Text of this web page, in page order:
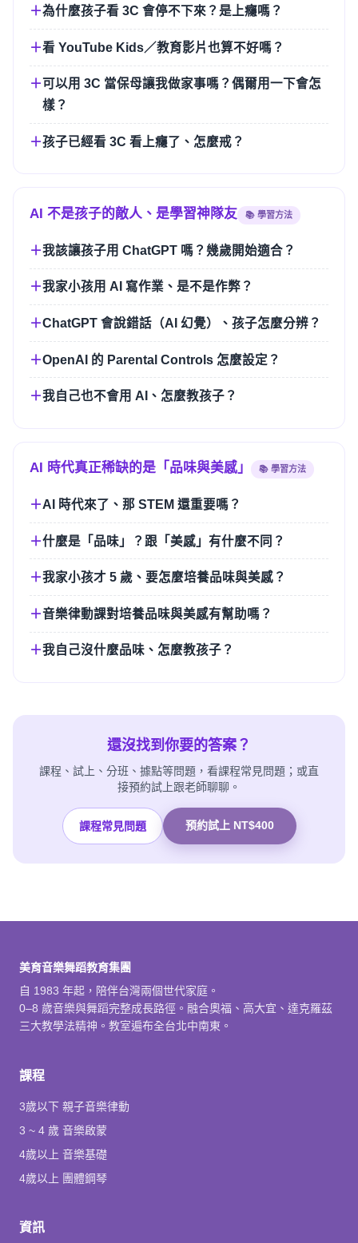
為什麼孩子看 3C 會停不下來？是上癮嗎？
看 YouTube Kids／教育影片也算不好嗎？
可以用 3C 當保母讓我做家事嗎？偶爾用一下會怎
樣？
孩子已經看 3C 看上癮了、怎麼戒？
AI 不是孩子的敵人、是學習神隊友 📚 學習方法
我該讓孩子用 ChatGPT 嗎？幾歲開始適合？
我家小孩用 AI 寫作業、是不是作弊？
ChatGPT 會說錯話（AI 幻覺）、孩子怎麼分辨？
OpenAI 的 Parental Controls 怎麼設定？
我自己也不會用 AI、怎麼教孩子？
AI 時代真正稀缺的是「品味與美感」 📚 學習方法
AI 時代來了、那 STEM 還重要嗎？
什麼是「品味」？跟「美感」有什麼不同？
我家小孩才 5 歲、要怎麼培養品味與美感？
音樂律動課對培養品味與美感有幫助嗎？
我自己沒什麼品味、怎麼教孩子？
還沒找到你要的答案？
課程、試上、分班、據點等問題，看課程常見問題；或直
接預約試上跟老師聊聊。
課程常見問題 預約試上 NT$400
美育音樂舞蹈教育集團
自 1983 年起，陪伴台灣兩個世代家庭。
0–8 歲音樂與舞蹈完整成長路徑。融合奧福、高大宜、達克羅茲
三大教學法精神。教室遍布全台北中南東。
課程
3歲以下 親子音樂律動
3 ~ 4 歲 音樂啟蒙
4歲以上 音樂基礎
4歲以上 團體鋼琴
資訊